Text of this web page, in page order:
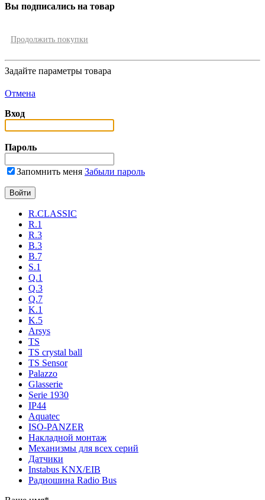
Вы подписались на товар
Продолжить покупки
Задайте параметры товара
Отмена
Вход
Пароль
Запомнить меня Забыли пароль
R.CLASSIC
R.1
R.3
B.3
B.7
S.1
Q.1
Q.3
Q.7
K.1
K.5
Arsys
TS
TS crystal ball
TS Sensor
Palazzo
Glasserie
Serie 1930
IP44
Aquatec
ISO-PANZER
Накладной монтаж
Механизмы для всех серий
Датчики
Instabus KNX/EIB
Радиошина Radio Bus